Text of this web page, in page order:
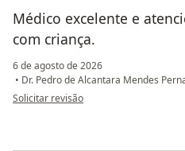
Médico excelente e
com criança.
6 de agosto de 2026
• Dr. Pedro de Alcantara Mendes
na opinião do utilizador M.B.
Solicitar revisão